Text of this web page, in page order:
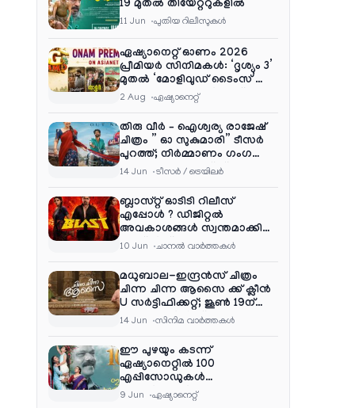
19 മുതൽ തിയേറ്ററുകളിൽ
11 Jun പുതിയ റിലീസുകള്‍
ഏഷ്യാനെറ്റ് ഓണം 2026
പ്രീമിയർ സിനിമകൾ: ‘ദൃശ്യം 3’
മുതൽ ‘മോളിവുഡ് ടൈംസ്’
വരെ ആഘോഷ വിരുന്ന്
2 Aug ഏഷ്യാനെറ്റ്‌
തിരു വീർ – ഐശ്വര്യ രാജേഷ്
ചിത്രം ” ഓ സുകുമാരി” ടീസർ
പുറത്ത്; നിർമ്മാണം ഗംഗ
എന്റർടൈൻമെന്റ്‌സ്
14 Jun ടീസര്‍ / ട്രെയിലര്‍
ബ്ലാസ്റ്റ് ഓടിടി റിലീസ്
എപ്പോൾ ? ഡിജിറ്റൽ
അവകാശങ്ങൾ സ്വന്തമാക്കി
നെറ്റ്ഫ്ലിക്സ്
10 Jun ചാനല്‍ വാര്‍ത്തകള്‍
മധുബാല-ഇന്ദ്രൻസ് ചിത്രം
ചിന്ന ചിന്ന ആസൈ ക്ക് ക്ലീൻ
U സർട്ടിഫിക്കറ്റ്; ജൂൺ 19ന്
ആഗോള റിലീസ്
14 Jun സിനിമ വാര്‍ത്തകള്‍
ഈ പുഴയും കടന്ന്
ഏഷ്യാനെറ്റിൽ 100
എപ്പിസോഡുകൾ
പൂർത്തിയാക്കി , സംപ്രേഷണം
9 Jun ഏഷ്യാനെറ്റ്‌